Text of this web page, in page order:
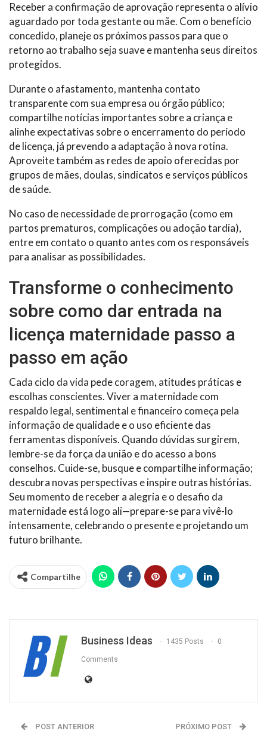
Receber a confirmação de aprovação representa o alívio
aguardado por toda gestante ou mãe. Com o benefício
concedido, planeje os próximos passos para que o
retorno ao trabalho seja suave e mantenha seus direitos
protegidos.
Durante o afastamento, mantenha contato
transparente com sua empresa ou órgão público;
compartilhe notícias importantes sobre a criança e
alinhe expectativas sobre o encerramento do período
de licença, já prevendo a adaptação à nova rotina.
Aproveite também as redes de apoio oferecidas por
grupos de mães, doulas, sindicatos e serviços públicos
de saúde.
No caso de necessidade de prorrogação (como em
partos prematuros, complicações ou adoção tardia),
entre em contato o quanto antes com os responsáveis
para analisar as possibilidades.
Transforme o conhecimento
sobre como dar entrada na
licença maternidade passo a
passo em ação
Cada ciclo da vida pede coragem, atitudes práticas e
escolhas conscientes. Viver a maternidade com
respaldo legal, sentimental e financeiro começa pela
informação de qualidade e o uso eficiente das
ferramentas disponíveis. Quando dúvidas surgirem,
lembre-se da força da união e do acesso a bons
conselhos. Cuide-se, busque e compartilhe informação;
descubra novas perspectivas e inspire outras histórias.
Seu momento de receber a alegria e o desafio da
maternidade está logo ali—prepare-se para vivê-lo
intensamente, celebrando o presente e projetando um
futuro brilhante.
Compartilhe
Business Ideas 1435 Posts 0
Comments
POST ANTERIOR PRÓXIMO POST